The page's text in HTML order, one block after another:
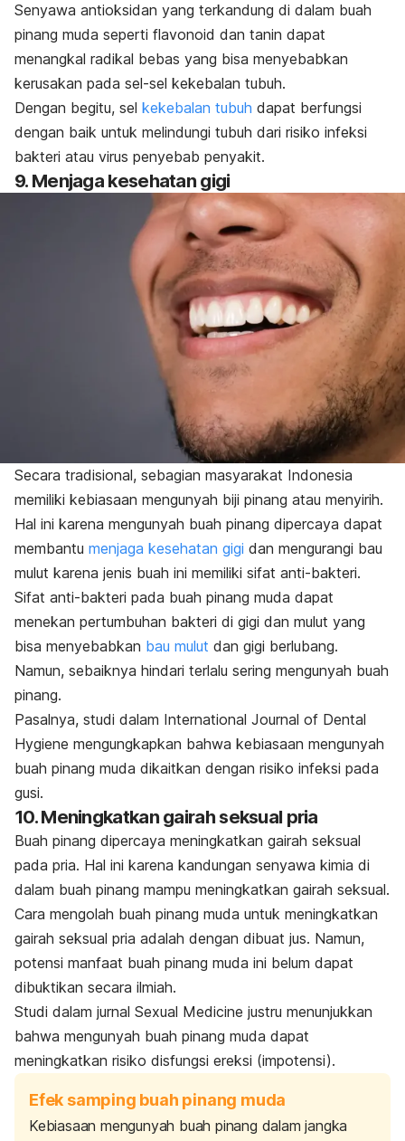
Senyawa antioksidan yang terkandung di dalam buah
pinang muda seperti flavonoid dan tanin dapat
menangkal radikal bebas yang bisa menyebabkan
kerusakan pada sel-sel kekebalan tubuh.
Dengan begitu, sel kekebalan tubuh dapat berfungsi
dengan baik untuk melindungi tubuh dari risiko infeksi
bakteri atau virus penyebab penyakit.
9. Menjaga kesehatan gigi
Secara tradisional, sebagian masyarakat Indonesia
memiliki kebiasaan mengunyah biji pinang atau menyirih.
Hal ini karena mengunyah buah pinang dipercaya dapat
membantu menjaga kesehatan gigi dan mengurangi bau
mulut karena jenis buah ini memiliki sifat anti-bakteri.
Sifat anti-bakteri pada buah pinang muda dapat
menekan pertumbuhan bakteri di gigi dan mulut yang
bisa menyebabkan bau mulut dan gigi berlubang.
Namun, sebaiknya hindari terlalu sering mengunyah buah
pinang.
Pasalnya, studi dalam International Journal of Dental
Hygiene mengungkapkan bahwa kebiasaan mengunyah
buah pinang muda dikaitkan dengan risiko infeksi pada
gusi.
10. Meningkatkan gairah seksual pria
Buah pinang dipercaya meningkatkan gairah seksual
pada pria. Hal ini karena kandungan senyawa kimia di
dalam buah pinang mampu meningkatkan gairah seksual.
Cara mengolah buah pinang muda untuk meningkatkan
gairah seksual pria adalah dengan dibuat jus. Namun,
potensi manfaat buah pinang muda ini belum dapat
dibuktikan secara ilmiah.
Studi dalam jurnal Sexual Medicine justru menunjukkan
bahwa mengunyah buah pinang muda dapat
meningkatkan risiko disfungsi ereksi (impotensi).
Efek samping buah pinang muda
Kebiasaan mengunyah buah pinang dalam jangka